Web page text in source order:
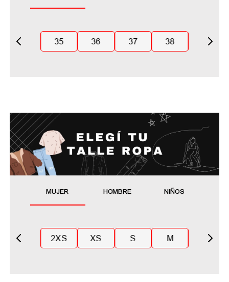
35 36 37 38
MUJER HOMBRE NIÑOS
2XS XS S M